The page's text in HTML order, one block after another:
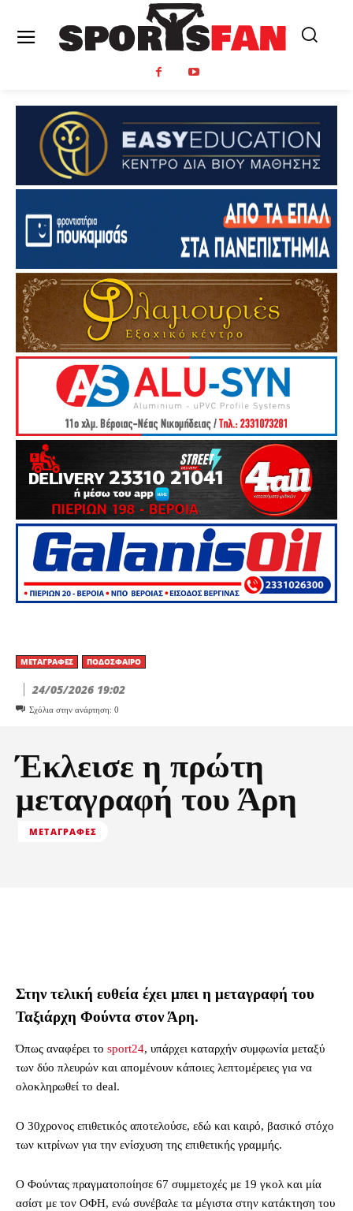
ΜΕΤΑΓΡΑΦΈΣ ΠΟΔΌΣΦΑΙΡΟ
24/05/2026 19:02
Σχόλια στην ανάρτηση: 0
Έκλεισε η πρώτη
μεταγραφή του Άρη
ΜΕΤΑΓΡΑΦΈΣ
Στην τελική ευθεία έχει μπει η μεταγραφή του
Ταξιάρχη Φούντα στον Άρη.
Όπως αναφέρει το sport24, υπάρχει καταρχήν συμφωνία μεταξύ
των δύο πλευρών και απομένουν κάποιες λεπτομέρειες για να
ολοκληρωθεί το deal.
O 30χρονος επιθετικός αποτελούσε, εδώ και καιρό, βασικό στόχο
των κιτρίνων για την ενίσχυση της επιθετικής γραμμής.
Ο Φούντας πραγματοποίησε 67 συμμετοχές με 19 γκολ και μία
ασίστ με τον ΟΦΗ, ενώ συνέβαλε τα μέγιστα στην κατάκτηση του